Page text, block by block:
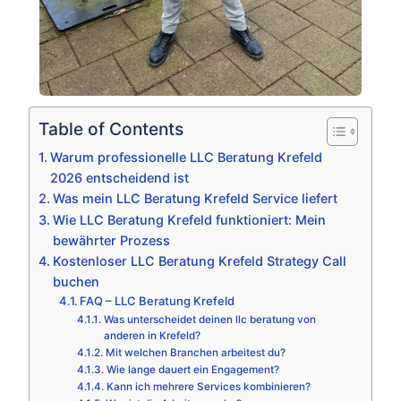
Table of Contents
Warum professionelle LLC Beratung Krefeld
2026 entscheidend ist
Was mein LLC Beratung Krefeld Service liefert
Wie LLC Beratung Krefeld funktioniert: Mein
bewährter Prozess
Kostenloser LLC Beratung Krefeld Strategy Call
buchen
FAQ – LLC Beratung Krefeld
Was unterscheidet deinen llc beratung von
anderen in Krefeld?
Mit welchen Branchen arbeitest du?
Wie lange dauert ein Engagement?
Kann ich mehrere Services kombinieren?